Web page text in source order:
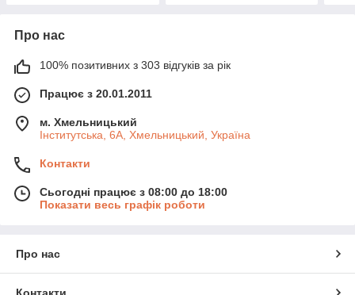
Про нас
100% позитивних з 303 відгуків за рік
Працює з 20.01.2011
м. Хмельницький
Інститутська, 6А, Хмельницький, Україна
Контакти
Сьогодні працює з 08:00 до 18:00
Показати весь графік роботи
Про нас